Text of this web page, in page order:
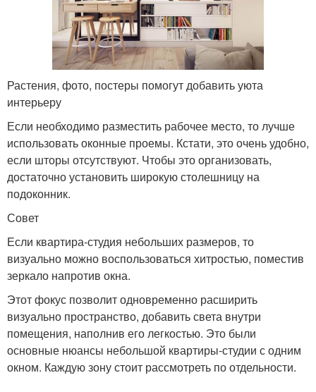
Растения, фото, постеры помогут добавить уюта
интерьеру
Если необходимо разместить рабочее место, то лучше
использовать оконные проемы. Кстати, это очень удобно,
если шторы отсутствуют. Чтобы это организовать,
достаточно установить широкую столешницу на
подоконник.
Совет
Если квартира-студия небольших размеров, то
визуально можно воспользоваться хитростью, поместив
зеркало напротив окна.
Этот фокус позволит одновременно расширить
визуально пространство, добавить света внутри
помещения, наполнив его легкостью. Это были
основные нюансы небольшой квартиры-студии с одним
окном. Каждую зону стоит рассмотреть по отдельности.